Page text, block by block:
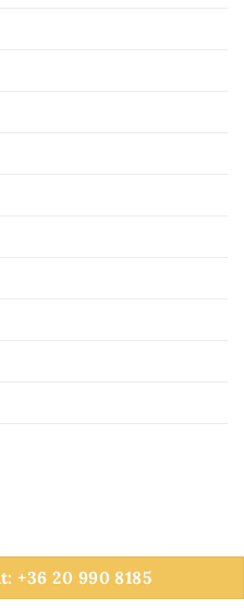
+36 20 990 8185